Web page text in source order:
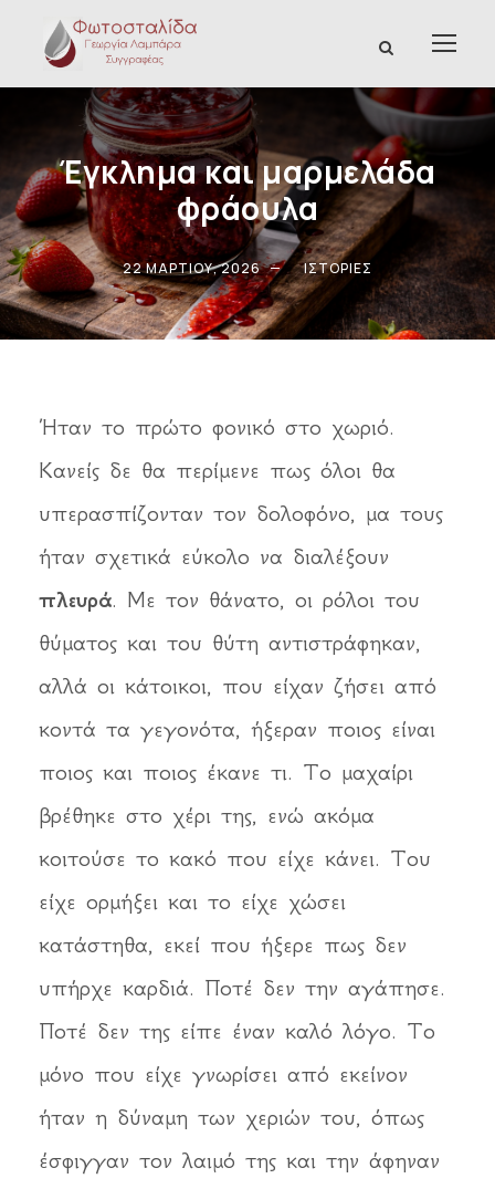
Έγκλημα και μαρμελάδα
φράουλα
22 ΜΑΡΤΊΟΥ, 2026 ΙΣΤΟΡΊΕΣ
Ήταν το πρώτο φονικό στο χωριό.
Κανείς δε θα περίμενε πως όλοι θα
υπερασπίζονταν τον δολοφόνο, μα τους
ήταν σχετικά εύκολο να διαλέξουν
πλευρά. Με τον θάνατο, οι ρόλοι του
θύματος και του θύτη αντιστράφηκαν,
αλλά οι κάτοικοι, που είχαν ζήσει από
κοντά τα γεγονότα, ήξεραν ποιος είναι
ποιος και ποιος έκανε τι. Το μαχαίρι
βρέθηκε στο χέρι της, ενώ ακόμα
κοιτούσε το κακό που είχε κάνει. Του
είχε ορμήξει και το είχε χώσει
κατάστηθα, εκεί που ήξερε πως δεν
υπήρχε καρδιά. Ποτέ δεν την αγάπησε.
Ποτέ δεν της είπε έναν καλό λόγο. Το
μόνο που είχε γνωρίσει από εκείνον
ήταν η δύναμη των χεριών του, όπως
έσφιγγαν τον λαιμό της και την άφηναν